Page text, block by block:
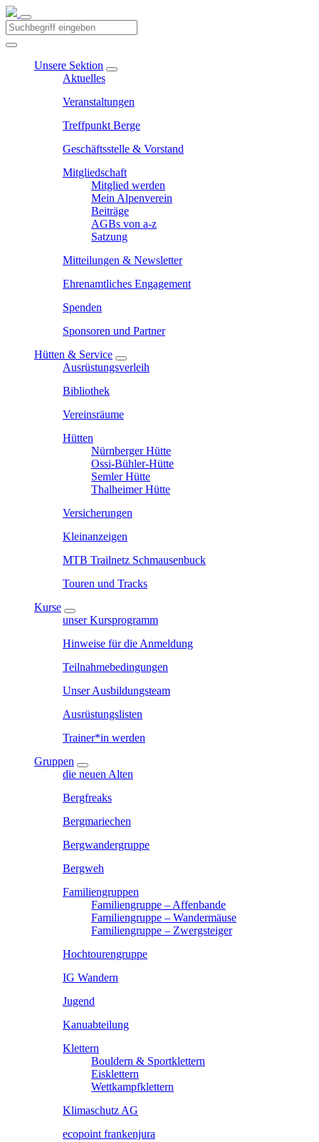
Unsere Sektion
Aktuelles
Veranstaltungen
Treffpunkt Berge
Geschäftsstelle & Vorstand
Mitgliedschaft
Mitglied werden
Mein Alpenverein
Beiträge
AGBs von a-z
Satzung
Mitteilungen & Newsletter
Ehrenamtliches Engagement
Spenden
Sponsoren und Partner
Hütten & Service
Ausrüstungsverleih
Bibliothek
Vereinsräume
Hütten
Nürnberger Hütte
Ossi-Bühler-Hütte
Semler Hütte
Thalheimer Hütte
Versicherungen
Kleinanzeigen
MTB Trailnetz Schmausenbuck
Touren und Tracks
Kurse
unser Kursprogramm
Hinweise für die Anmeldung
Teilnahmebedingungen
Unser Ausbildungsteam
Ausrüstungslisten
Trainer*in werden
Gruppen
die neuen Alten
Bergfreaks
Bergmariechen
Bergwandergruppe
Bergweh
Familiengruppen
Familiengruppe – Affenbande
Familiengruppe – Wandermäuse
Familiengruppe – Zwergsteiger
Hochtourengruppe
IG Wandern
Jugend
Kanuabteilung
Klettern
Bouldern & Sportklettern
Eisklettern
Wettkampfklettern
Klimaschutz AG
ecopoint frankenjura